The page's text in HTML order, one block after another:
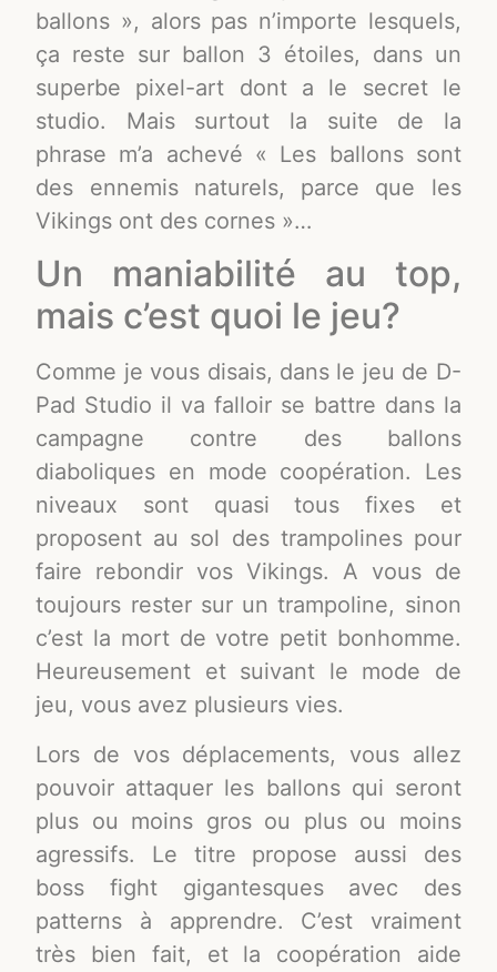
ballons », alors pas n’importe lesquels,
ça reste sur ballon 3 étoiles, dans un
superbe pixel-art dont a le secret le
studio. Mais surtout la suite de la
phrase m’a achevé « Les ballons sont
des ennemis naturels, parce que les
Vikings ont des cornes »…
Un maniabilité au top,
mais c’est quoi le jeu?
Comme je vous disais, dans le jeu de D-
Pad Studio il va falloir se battre dans la
campagne contre des ballons
diaboliques en mode coopération. Les
niveaux sont quasi tous fixes et
proposent au sol des trampolines pour
faire rebondir vos Vikings. A vous de
toujours rester sur un trampoline, sinon
c’est la mort de votre petit bonhomme.
Heureusement et suivant le mode de
jeu, vous avez plusieurs vies.
Lors de vos déplacements, vous allez
pouvoir attaquer les ballons qui seront
plus ou moins gros ou plus ou moins
agressifs. Le titre propose aussi des
boss fight gigantesques avec des
patterns à apprendre. C’est vraiment
très bien fait, et la coopération aide